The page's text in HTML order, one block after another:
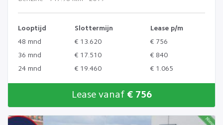
Looptijd Slottermijn
Lease p/m
48 mnd
€ 13.620
€ 756
36 mnd
€ 17.510
€ 840
24 mnd
€ 19.460 € 1.065
Lease vanaf € 756